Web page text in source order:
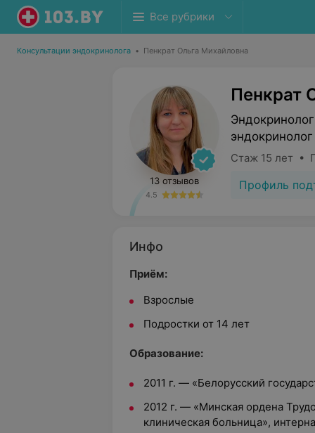
Все рубрики
Консультации эндокринолога • Пенкрат Ольга Михайловна
13 отзывов
4.5
Пенкрат
эндокринолог
Стаж 15 лет •
Профиль
Инфо
Приём:
Взрослые
Подростки от 14 лет
Образование:
2011 г. — «Белорусский
2012 г. — «Минская ордена
клиническая больница»,